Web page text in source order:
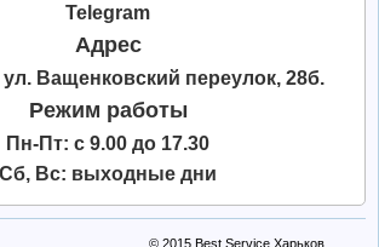
Telegram
Адрес
ул. Ващенковский переулок, 28б.
Режим работы
Пн-Пт: с 9.00 до 17.30
Сб, Вс: выходные дни
© 2015 Best Service Харьков